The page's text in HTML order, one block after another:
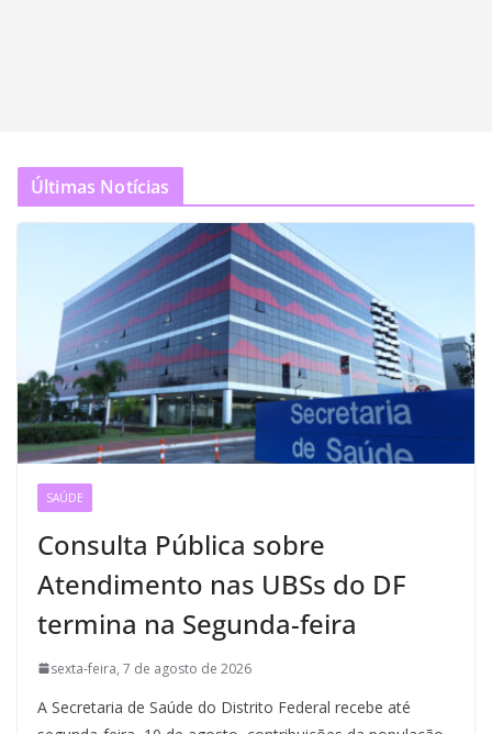
Últimas Notícias
SAÚDE
Consulta Pública sobre
Atendimento nas UBSs do DF
termina na Segunda-feira
sexta-feira, 7 de agosto de 2026
A Secretaria de Saúde do Distrito Federal recebe até